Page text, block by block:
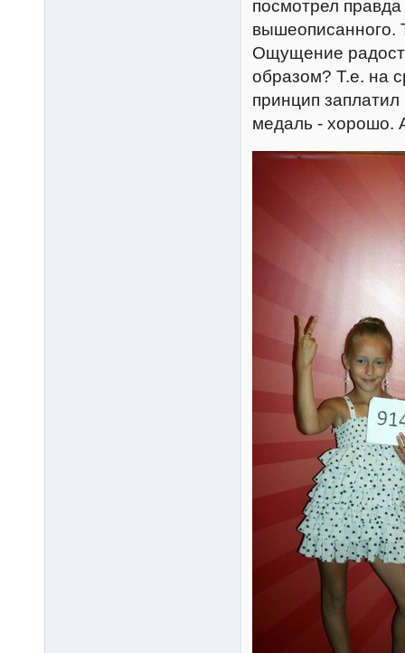
посмотрел
вышеописанного.
Ощущение
образом? Т.е. на
принцип
медаль - хорошо.